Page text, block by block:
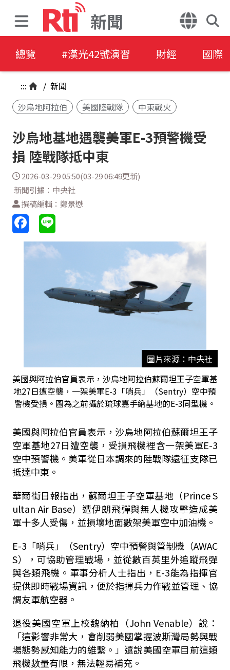
新聞
總覽 #漢光42號演習 財經 國際
::: / 新聞
沙烏地阿拉伯
美國陸戰隊 中東戰火
沙烏地基地遇襲美軍E-3預警機受
損 陸戰隊抵中東
2026-03-29 05:50(03-29 06:49更新)
新聞引據：中央社
撰稿編輯：鄭景懋
圖片來源：中央社
美國與阿拉伯官員表示，沙烏地阿拉伯蘇爾坦王子空軍基
地27日遭空襲，一架美軍E-3「哨兵」（Sentry）空中預
警機受損。圖為之前攝於琉球嘉手納基地的E-3同型機。
美國與阿拉伯官員表示，沙烏地阿拉伯蘇爾坦王子
空軍基地27日遭空襲，受損飛機裡含一架美軍E-3
空中預警機。美軍從日本調來的陸戰隊遠征支隊已
抵達中東。
華爾街日報指出，蘇爾坦王子空軍基地（Prince S
ultan Air Base）遭伊朗飛彈與無人機攻擊造成美
軍十多人受傷，並損壞地面數架美軍空中加油機。
E-3「哨兵」（Sentry）空中預警與管制機（AWAC
S），可協助管理戰場，並從數百英里外追蹤飛彈
與各類飛機。軍事分析人士指出，E-3能為指揮官
提供即時戰場資訊，便於指揮兵力作戰並管理、協
調友軍航空器。
退役美國空軍上校魏納柏（John Venable）說：
「這影響非常大，會削弱美國掌握波斯灣局勢與戰
場態勢感知能力的維繫。」還說美國空軍目前這類
飛機數量有限，無法輕易補充。